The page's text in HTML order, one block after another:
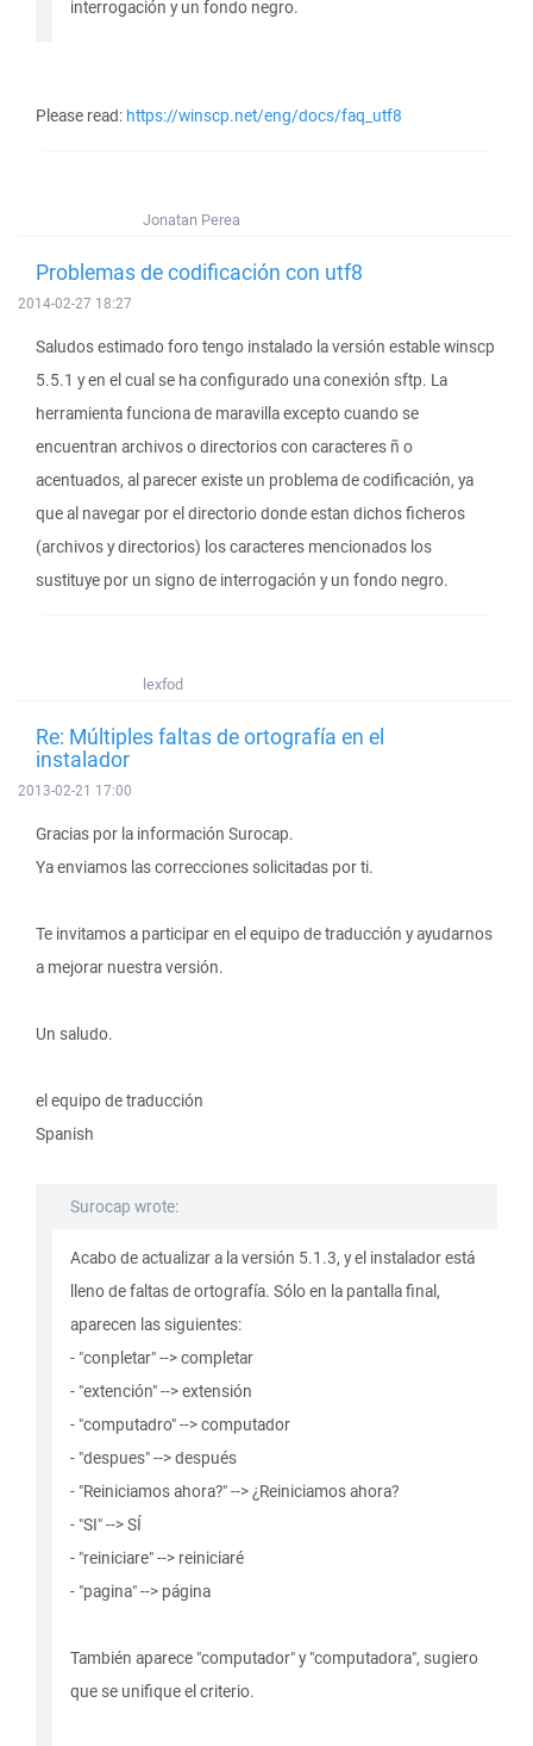
interrogación y un fondo negro.
Please read: https://winscp.net/eng/docs/faq_utf8
Jonatan Perea
Problemas de codificación con utf8
2014-02-27 18:27
Saludos estimado foro tengo instalado la versión estable winscp
5.5.1 y en el cual se ha configurado una conexión sftp. La
herramienta funciona de maravilla excepto cuando se
encuentran archivos o directorios con caracteres ñ o
acentuados, al parecer existe un problema de codificación, ya
que al navegar por el directorio donde estan dichos ficheros
(archivos y directorios) los caracteres mencionados los
sustituye por un signo de interrogación y un fondo negro.
lexfod
Re: Múltiples faltas de ortografía en el
instalador
2013-02-21 17:00
Gracias por la información Surocap.
Ya enviamos las correcciones solicitadas por ti.
Te invitamos a participar en el equipo de traducción y ayudarnos
a mejorar nuestra versión.
Un saludo.
el equipo de traducción
Spanish
Surocap wrote:
Acabo de actualizar a la versión 5.1.3, y el instalador está
lleno de faltas de ortografía. Sólo en la pantalla final,
aparecen las siguientes:
- "conpletar" --> completar
- "extención" --> extensión
- "computadro" --> computador
- "despues" --> después
- "Reiniciamos ahora?" --> ¿Reiniciamos ahora?
- "SI" --> SÍ
- "reiniciare" --> reiniciaré
- "pagina" --> página
También aparece "computador" y "computadora", sugiero
que se unifique el criterio.